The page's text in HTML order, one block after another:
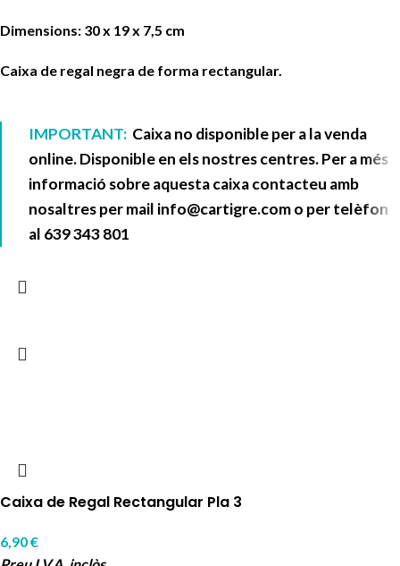
Dimensions: 30 x 19 x 7,5 cm
Caixa de regal negra de forma rectangular.
IMPORTANT: Caixa no disponible per a la venda
online. Disponible en els nostres centres. Per a més
informació sobre aquesta caixa contacteu amb
nosaltres per mail info@cartigre.como per telèfon
al 639 343 801
Caixa de Regal Rectangular Pla 3
6,90€